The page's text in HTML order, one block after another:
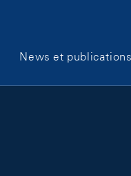
News et publications